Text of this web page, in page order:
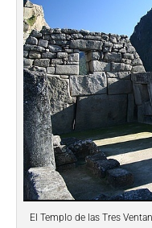
El Templo de las Tres